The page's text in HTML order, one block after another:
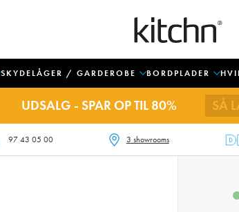
SKYDELÅGER / GARDEROBE BORDPLADER
UDSALG - SPAR OP TIL 80% SÅ
97 43 05 00 3 showrooms